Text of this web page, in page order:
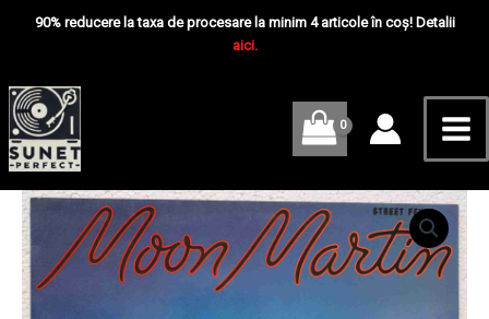
90% reducere la taxa de procesare la minim 4 articole în coș! Detalii
aici.
Cantitate
Moon
Martin
–
Street
Fever
Fever